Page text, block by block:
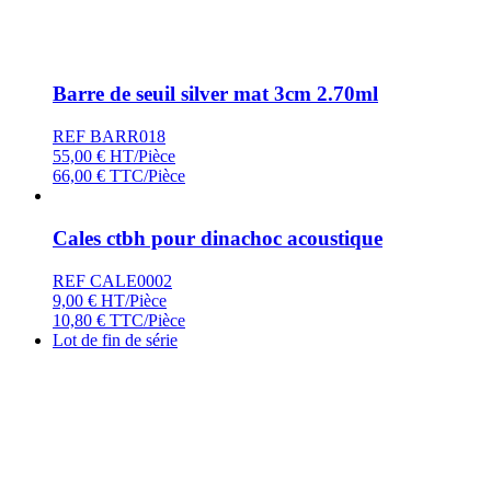
Barre de seuil silver mat 3cm 2.70ml
REF BARR018
55,00 € HT/Pièce
66,00 € TTC/Pièce
Cales ctbh pour dinachoc acoustique
REF CALE0002
9,00 € HT/Pièce
10,80 € TTC/Pièce
Lot de fin de série